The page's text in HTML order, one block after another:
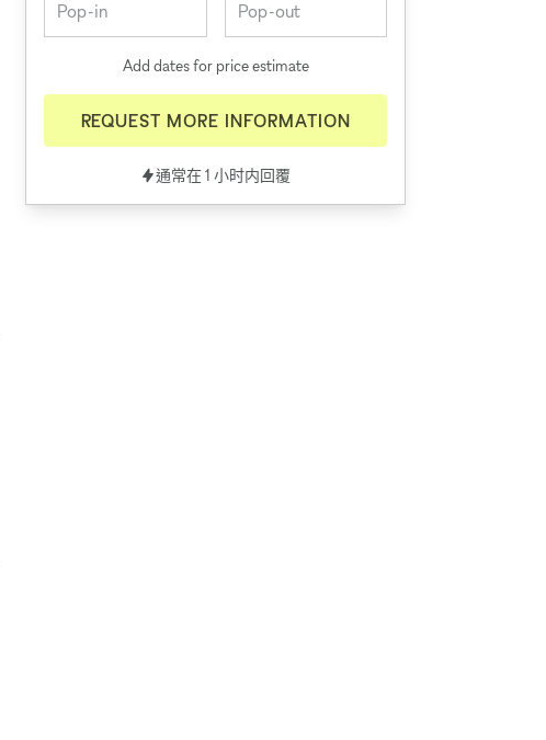
Add dates for price estimate
REQUEST MORE INFORMATION
通常在 1 小时内回覆